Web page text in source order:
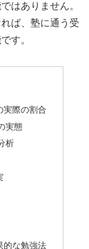
はありません。
ば、塾に通う受
す。
実際の割合
実態
析
的な勉強法